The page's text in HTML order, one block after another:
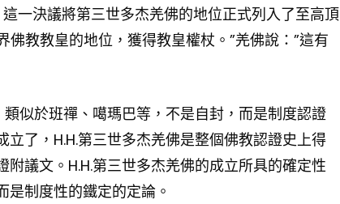
一決議將第三世多杰羌佛的地位正式列入了至高頂
教教皇的地位，獲得教皇權杖。”羌佛說：”這有
似於班禪、噶瑪巴等，不是自封，而是制度認證
了，H.H.第三世多杰羌佛是整個佛教認證史上得
議文。H.H.第三世多杰羌佛的成立所具的確定性
制度性的鐵定的定論。